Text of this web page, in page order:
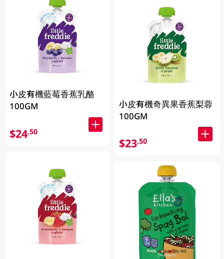
小皮有機藍莓香蕉乳酪
100GM
$24.50
小皮有機奇異果香蕉梨蓉
100GM
$23.50